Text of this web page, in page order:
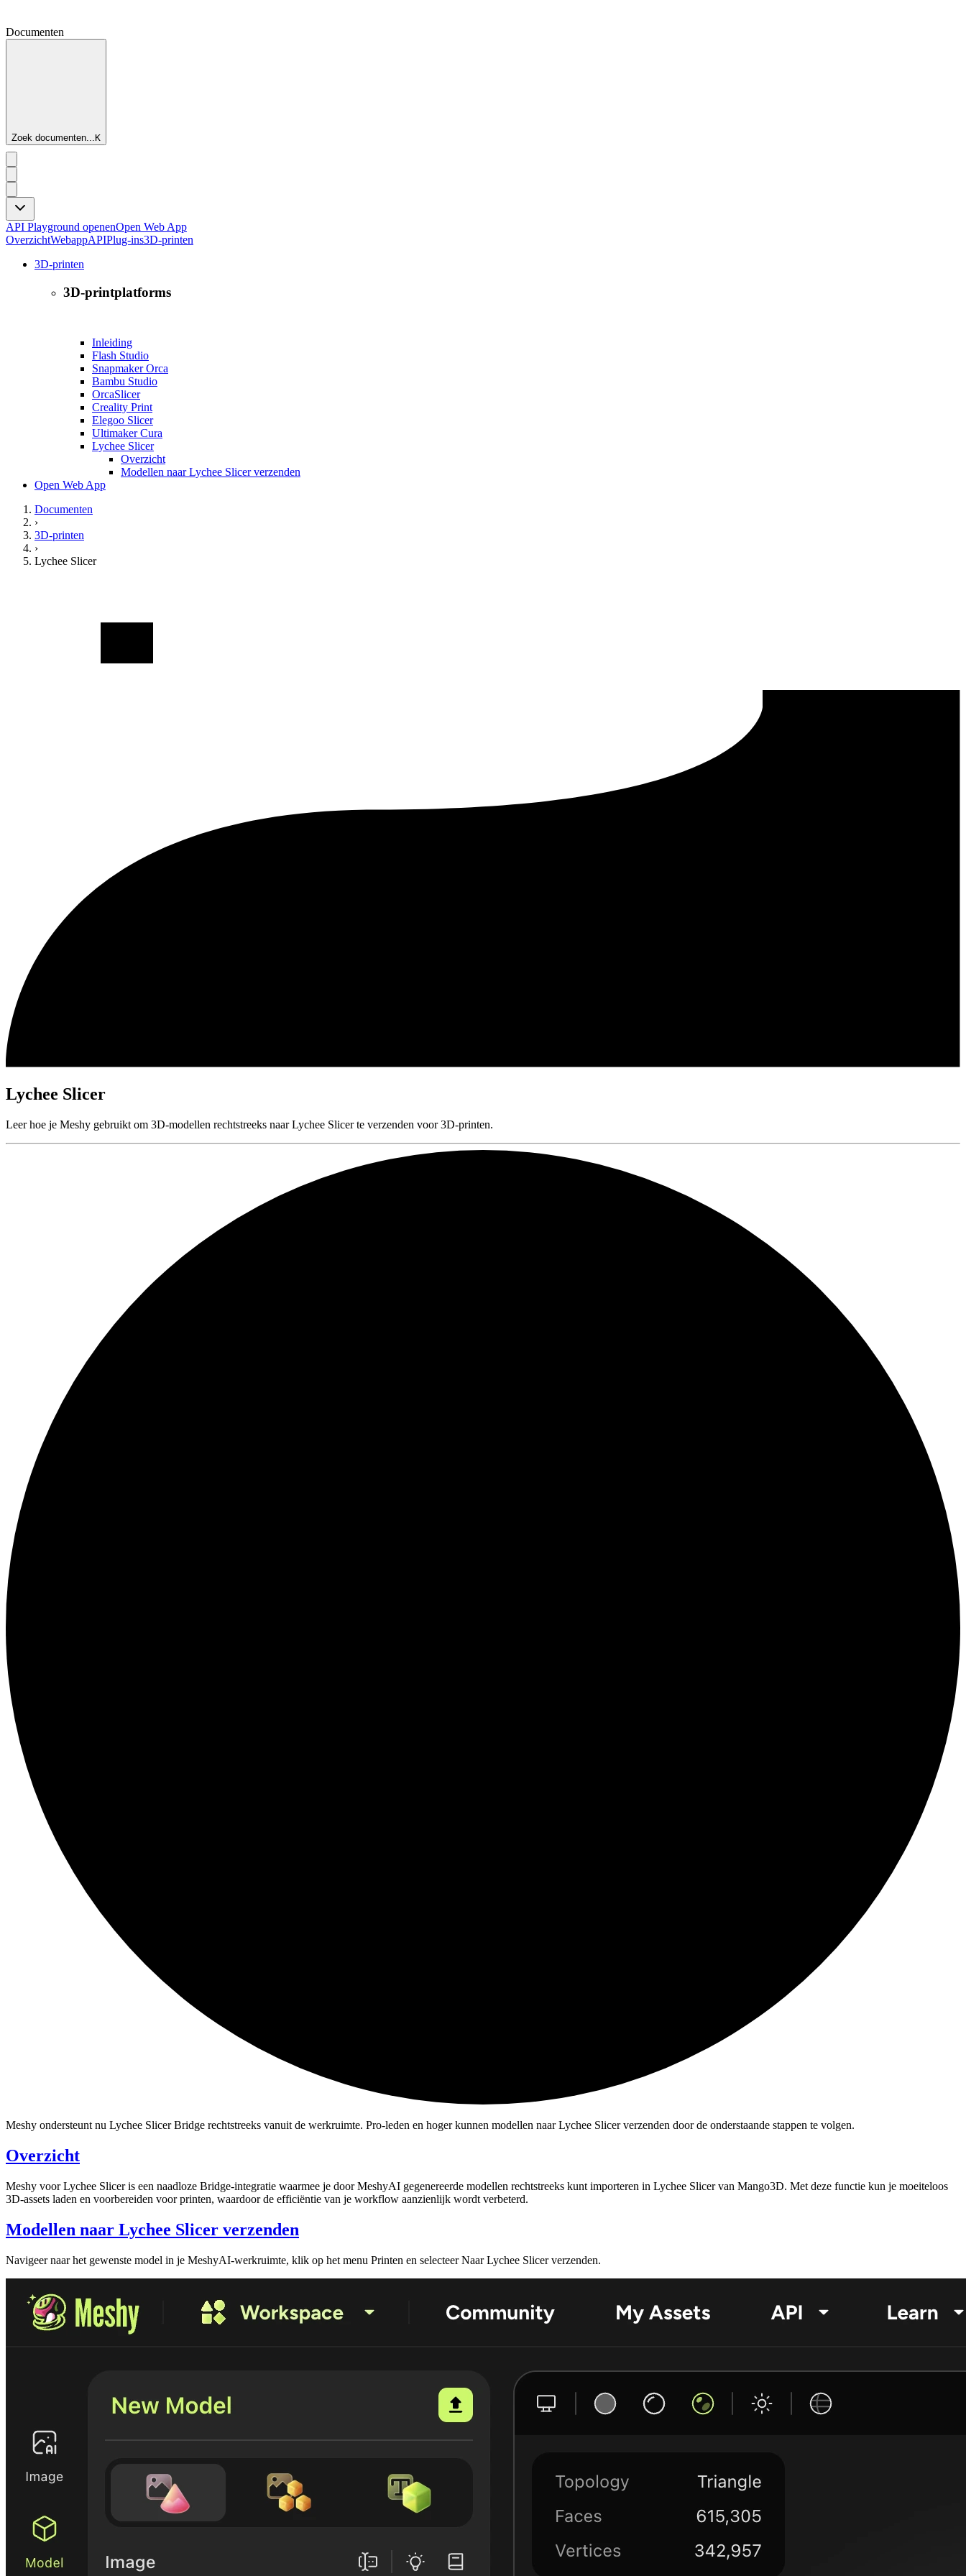
Documenten
Zoek documenten...K
API Playground openenOpen Web App
OverzichtWebappAPIPlug-ins3D-printen
3D-printen
3D-printplatforms
Inleiding
Flash Studio
Snapmaker Orca
Bambu Studio
OrcaSlicer
Creality Print
Elegoo Slicer
Ultimaker Cura
Lychee Slicer
Overzicht
Modellen naar Lychee Slicer verzenden
Open Web App
Documenten
›
3D-printen
›
Lychee Slicer
Lychee Slicer
Leer hoe je Meshy gebruikt om 3D-modellen rechtstreeks naar Lychee Slicer te verzenden voor 3D-printen.
Meshy ondersteunt nu Lychee Slicer Bridge rechtstreeks vanuit de werkruimte. Pro-leden en hoger kunnen modellen naar Lychee Slicer verzenden door de onderstaande stappen te volgen.
Overzicht
Meshy voor Lychee Sliceris een naadloze Bridge-integratie waarmee je door MeshyAI gegenereerde modellen rechtstreeks kunt importeren in Lychee Slicer van Mango3D. Met deze functie kun je moeiteloos
3D-assets laden en voorbereiden voor printen, waardoor de efficiëntie van je workflow aanzienlijk wordt verbeterd.
Modellen naar Lychee Slicer verzenden
Navigeer naar het gewenste model in je MeshyAI-werkruimte, klik op het menu Printen en selecteerNaar Lychee Slicer verzenden.